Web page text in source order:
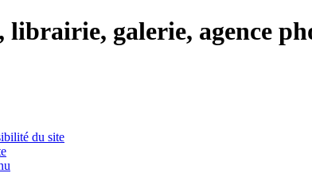
librairie, galerie, agence
du site